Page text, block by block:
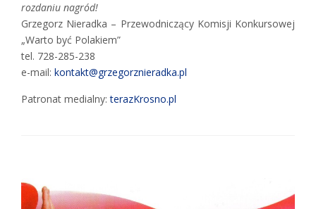
rozdaniu nagród!
Grzegorz Nieradka – Przewodniczący Komisji Konkursowej
„Warto być Polakiem”
tel. 728-285-238
e-mail: kontakt@grzegorznieradka.pl
Patronat medialny:terazKrosno.pl